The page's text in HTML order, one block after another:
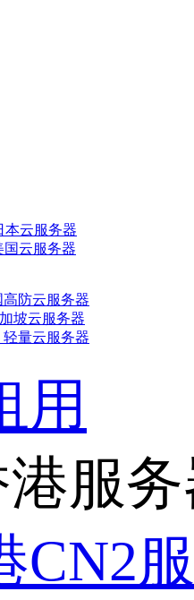
本云服务器
国云服务器
高防云服务器
坡云服务器
轻量云服务器
用
服
CN2